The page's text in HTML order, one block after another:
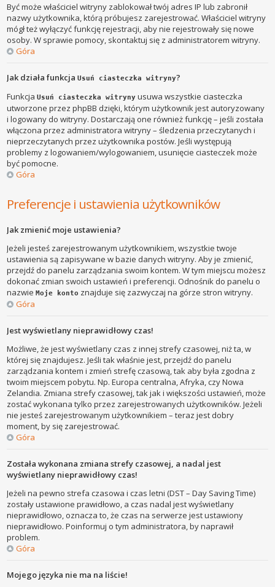
Być może właściciel witryny zablokował twój adres IP lub zabronił
nazwy użytkownika, którą próbujesz zarejestrować. Właściciel witryny
mógł też wyłączyć funkcję rejestracji, aby nie rejestrowały się nowe
osoby. W sprawie pomocy, skontaktuj się z administratorem witryny.
Góra
Jak działa funkcjaUsuń ciasteczka witryny?
FunkcjaUsuń ciasteczka witryny usuwa wszystkie ciasteczka
utworzone przez phpBB dzięki, którym użytkownik jest autoryzowany
i logowany do witryny. Dostarczają one również funkcję – jeśli została
włączona przez administratora witryny – śledzenia przeczytanych i
nieprzeczytanych przez użytkownika postów. Jeśli występują
problemy z logowaniem/wylogowaniem, usunięcie ciasteczek może
być pomocne.
Góra
Preferencje i ustawienia użytkowników
Jak zmienić moje ustawienia?
Jeżeli jesteś zarejestrowanym użytkownikiem, wszystkie twoje
ustawienia są zapisywane w bazie danych witryny. Aby je zmienić,
przejdź do panelu zarządzania swoim kontem. W tym miejscu możesz
dokonać zmian swoich ustawień i preferencji. Odnośnik do panelu o
nazwieMoje konto znajduje się zazwyczaj na górze stron witryny.
Góra
Jest wyświetlany nieprawidłowy czas!
Możliwe, że jest wyświetlany czas z innej strefy czasowej, niż ta, w
której się znajdujesz. Jeśli tak właśnie jest, przejdź do panelu
zarządzania kontem i zmień strefę czasową, tak aby była zgodna z
twoim miejscem pobytu. Np. Europa centralna, Afryka, czy Nowa
Zelandia. Zmiana strefy czasowej, tak jak i większości ustawień, może
zostać wykonana tylko przez zarejestrowanych użytkowników. Jeżeli
nie jesteś zarejestrowanym użytkownikiem – teraz jest dobry
moment, by się zarejestrować.
Góra
Została wykonana zmiana strefy czasowej, a nadal jest
wyświetlany nieprawidłowy czas!
Jeżeli na pewno strefa czasowa i czas letni (DST – Day Saving Time)
zostały ustawione prawidłowo, a czas nadal jest wyświetlany
nieprawidłowo, oznacza to, że czas na serwerze jest ustawiony
nieprawidłowo. Poinformuj o tym administratora, by naprawił
problem.
Góra
Mojego języka nie ma na liście!